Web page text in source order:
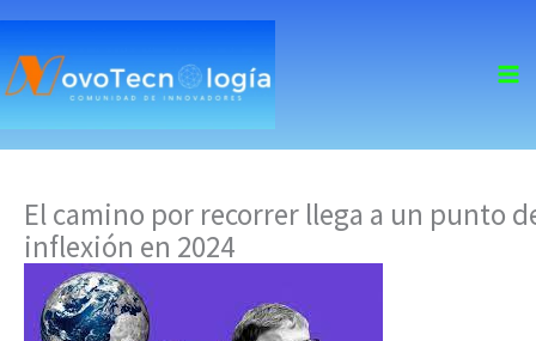
skip
content
El camino por recorrer llega a un punto
inflexión en 2024